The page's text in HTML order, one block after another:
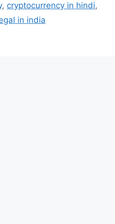
, cryptocurrency in hindi,
in india